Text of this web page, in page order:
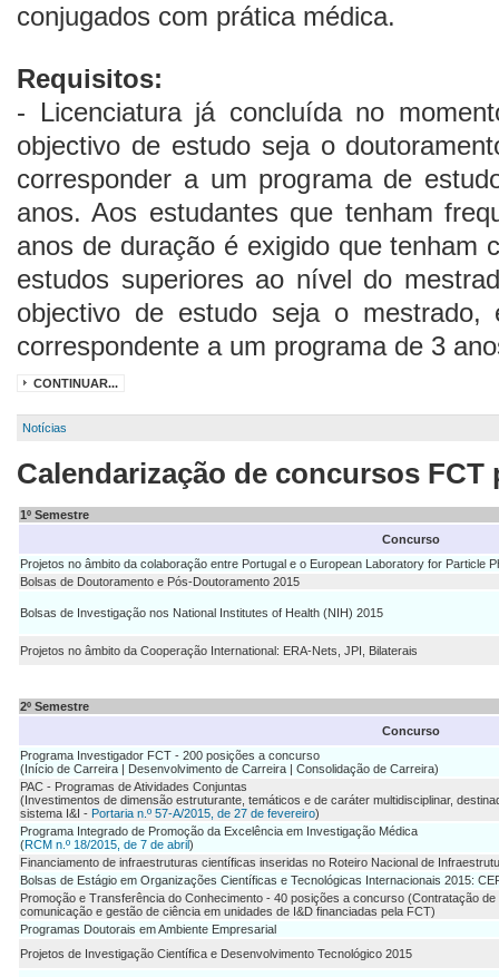
conjugados com prática médica.
Requisitos:
- Licenciatura já concluída no
objectivo de estudo seja o
corresponder a um programa de
anos. Aos estudantes que tenham
anos de duração é exigido que tenham
estudos superiores ao nível do
objectivo de estudo seja o
correspondente a um programa de 3
CONTINUAR...
Notícias
Calendarização de concursos FCT
1º Semestre
Concurso
Projetos no âmbito da colaboração entre Portugal e o European Laboratory for Particle
Bolsas de Doutoramento e Pós-Doutoramento 2015
Bolsas de Investigação nos National Institutes of Health (NIH) 2015
Projetos no âmbito da Cooperação International: ERA-Nets, JPI, Bilaterais
2º Semestre
Concurso
Programa Investigador FCT - 200 posições a concurso
(Início de Carreira | Desenvolvimento de Carreira | Consolidação de Carreira)
PAC - Programas de Atividades Conjuntas
(Investimentos de dimensão estruturante, temáticos e de caráter multidisciplinar,
sistema I&I - Portaria n.º 57-A/2015, de 27 de fevereiro)
Programa Integrado de Promoção da Excelência em Investigação Médica
(RCM n.º 18/2015, de 7 de abril)
Financiamento de infraestruturas científicas inseridas no Roteiro Nacional de
Bolsas de Estágio em Organizações Científicas e Tecnológicas Internacionais 2015:
Promoção e Transferência do Conhecimento - 40 posições a concurso (Contratação
comunicação e gestão de ciência em unidades de I&D financiadas pela FCT)
Programas Doutorais em Ambiente Empresarial
Projetos de Investigação Científica e Desenvolvimento Tecnológico 2015